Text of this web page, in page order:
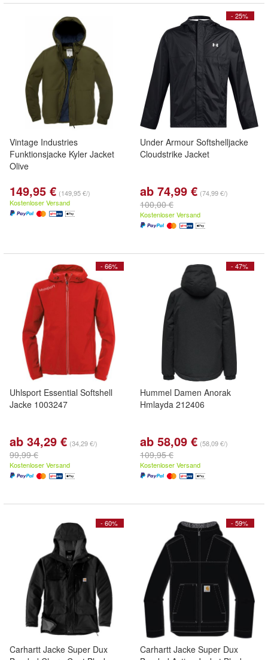
Vintage Industries
Funktionsjacke Kyler Jacket
Olive
149,95 € (149,95 €/)
Kostenloser Versand
- 25%
Under Armour Softshelljacke
Cloudstrike Jacket
ab 74,99 € (74,99 €/)
100,00 €
Kostenloser Versand
- 66%
Uhlsport Essential Softshell
Jacke 1003247
ab 34,29 € (34,29 €/)
99,99 €
Kostenloser Versand
- 47%
Hummel Damen Anorak
Hmlayda 212406
ab 58,09 € (58,09 €/)
109,95 €
Kostenloser Versand
- 60%
Carhartt Jacke Super Dux
- 59%
Carhartt Jacke Super Dux